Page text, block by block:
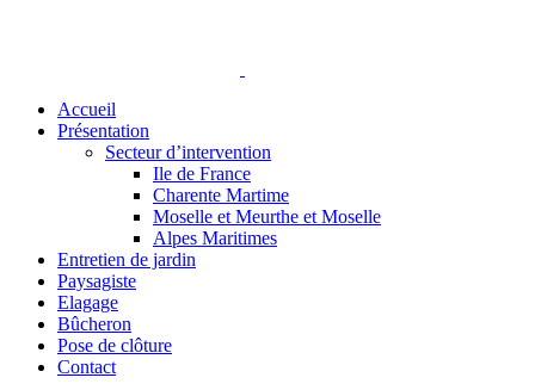
Accueil
Présentation
Secteur d’intervention
Ile de France
Charente Martime
Moselle et Meurthe et Moselle
Alpes Maritimes
Entretien de jardin
Paysagiste
Elagage
Bûcheron
Pose de clôture
Contact